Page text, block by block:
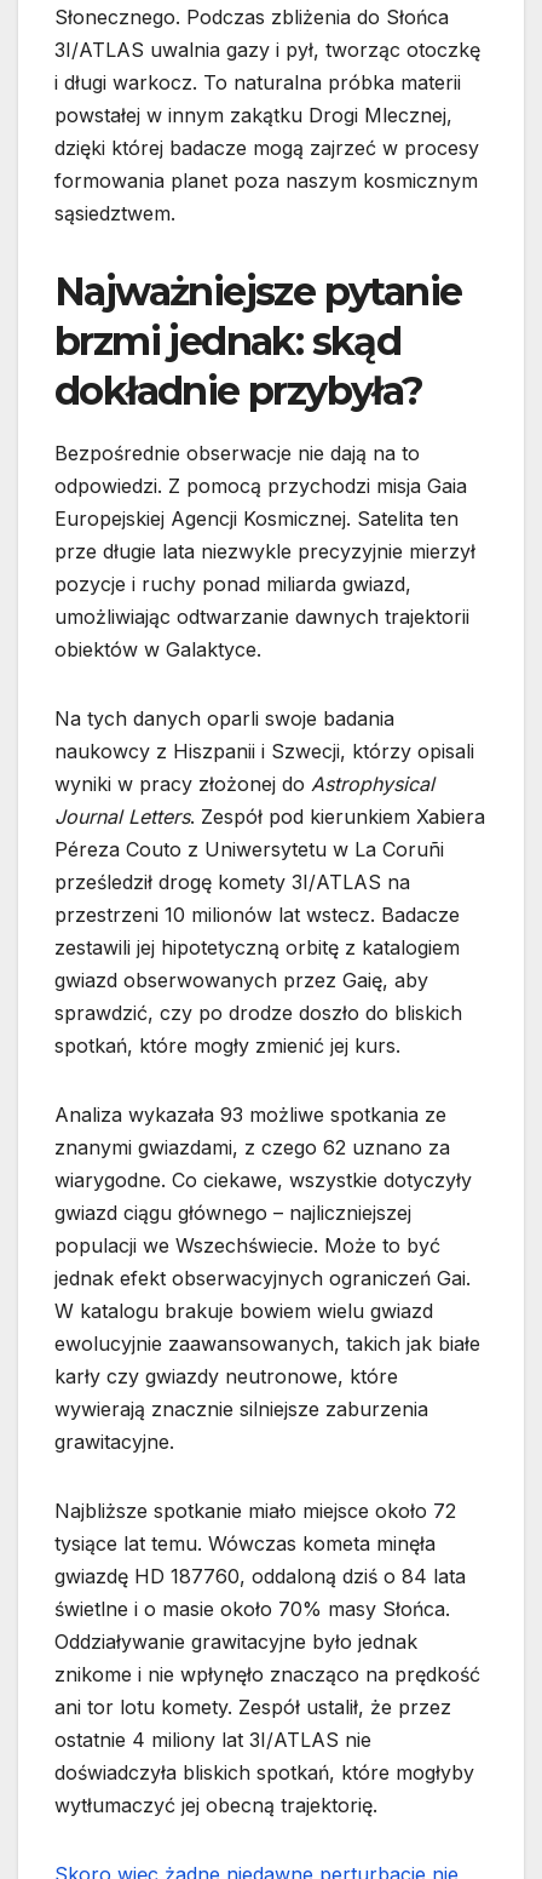
Słonecznego. Podczas zbliżenia do Słońca
3I/ATLAS uwalnia gazy i pył, tworząc otoczkę
i długi warkocz. To naturalna próbka materii
powstałej w innym zakątku Drogi Mlecznej,
dzięki której badacze mogą zajrzeć w procesy
formowania planet poza naszym kosmicznym
sąsiedztwem.
Najważniejsze pytanie
brzmi jednak: skąd
dokładnie przybyła?
Bezpośrednie obserwacje nie dają na to
odpowiedzi. Z pomocą przychodzi misja Gaia
Europejskiej Agencji Kosmicznej. Satelita ten
prze długie lata niezwykle precyzyjnie mierzył
pozycje i ruchy ponad miliarda gwiazd,
umożliwiając odtwarzanie dawnych trajektorii
obiektów w Galaktyce.
Na tych danych oparli swoje badania
naukowcy z Hiszpanii i Szwecji, którzy opisali
wyniki w pracy złożonej do Astrophysical
Journal Letters. Zespół pod kierunkiem Xabiera
Péreza Couto z Uniwersytetu w La Coruñi
prześledził drogę komety 3I/ATLAS na
przestrzeni 10 milionów lat wstecz. Badacze
zestawili jej hipotetyczną orbitę z katalogiem
gwiazd obserwowanych przez Gaię, aby
sprawdzić, czy po drodze doszło do bliskich
spotkań, które mogły zmienić jej kurs.
Analiza wykazała 93 możliwe spotkania ze
znanymi gwiazdami, z czego 62 uznano za
wiarygodne. Co ciekawe, wszystkie dotyczyły
gwiazd ciągu głównego – najliczniejszej
populacji we Wszechświecie. Może to być
jednak efekt obserwacyjnych ograniczeń Gai.
W katalogu brakuje bowiem wielu gwiazd
ewolucyjnie zaawansowanych, takich jak białe
karły czy gwiazdy neutronowe, które
wywierają znacznie silniejsze zaburzenia
grawitacyjne.
Najbliższe spotkanie miało miejsce około 72
tysiące lat temu. Wówczas kometa minęła
gwiazdę HD 187760, oddaloną dziś o 84 lata
świetlne i o masie około 70% masy Słońca.
Oddziaływanie grawitacyjne było jednak
znikome i nie wpłynęło znacząco na prędkość
ani tor lotu komety. Zespół ustalił, że przez
ostatnie 4 miliony lat 3I/ATLAS nie
doświadczyła bliskich spotkań, które mogłyby
wytłumaczyć jej obecną trajektorię.
Skoro więc żadne niedawne perturbacje nie